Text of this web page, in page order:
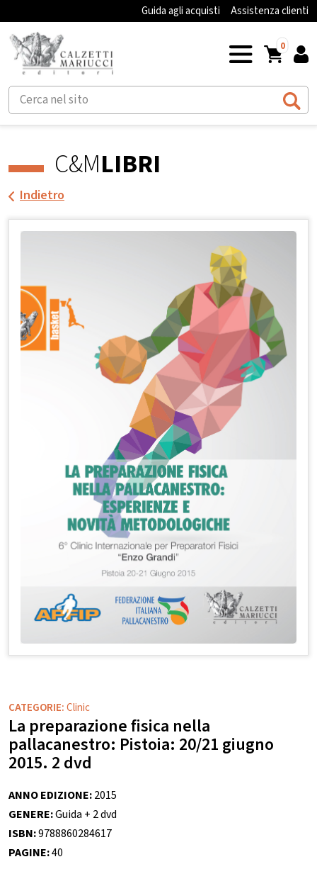
Guida agli acquisti Assistenza clienti
0
C&MLIBRI
Indietro
CATEGORIE:Clinic
La preparazione fisica nella
pallacanestro: Pistoia: 20/21 giugno
2015. 2 dvd
ANNO EDIZIONE:2015
GENERE:Guida + 2 dvd
ISBN:9788860284617
PAGINE:40